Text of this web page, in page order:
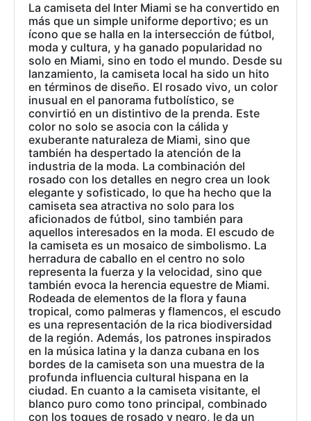
La camiseta del Inter Miami se ha convertido en
más que un simple uniforme deportivo; es un
ícono que se halla en la intersección de fútbol,
moda y cultura, y ha ganado popularidad no
solo en Miami, sino en todo el mundo. Desde su
lanzamiento, la camiseta local ha sido un hito
en términos de diseño. El rosado vivo, un color
inusual en el panorama futbolístico, se
convirtió en un distintivo de la prenda. Este
color no solo se asocia con la cálida y
exuberante naturaleza de Miami, sino que
también ha despertado la atención de la
industria de la moda. La combinación del
rosado con los detalles en negro crea un look
elegante y sofisticado, lo que ha hecho que la
camiseta sea atractiva no solo para los
aficionados de fútbol, sino también para
aquellos interesados en la moda. El escudo de
la camiseta es un mosaico de simbolismo. La
herradura de caballo en el centro no solo
representa la fuerza y la velocidad, sino que
también evoca la herencia equestre de Miami.
Rodeada de elementos de la flora y fauna
tropical, como palmeras y flamencos, el escudo
es una representación de la rica biodiversidad
de la región. Además, los patrones inspirados
en la música latina y la danza cubana en los
bordes de la camiseta son una muestra de la
profunda influencia cultural hispana en la
ciudad. En cuanto a la camiseta visitante, el
blanco puro como tono principal, combinado
con los toques de rosado y negro, le da un